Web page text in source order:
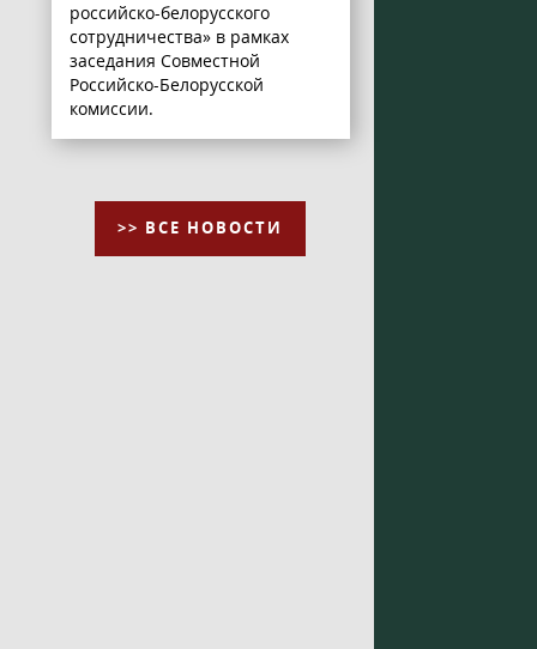
российско-белорусского
сотрудничества» в рамках
заседания Совместной
Российско-Белорусской
комиссии.
>> ВСЕ НОВОСТИ